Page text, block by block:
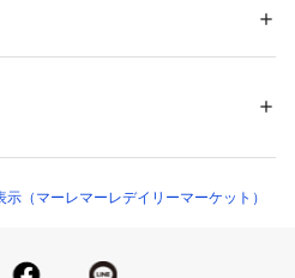
ってます！
す☆
すね
があり 前回の生産時と同カラ
エシューズ フラットシューズ リンク
ル）
（マーレマーレデイリーマーケット）